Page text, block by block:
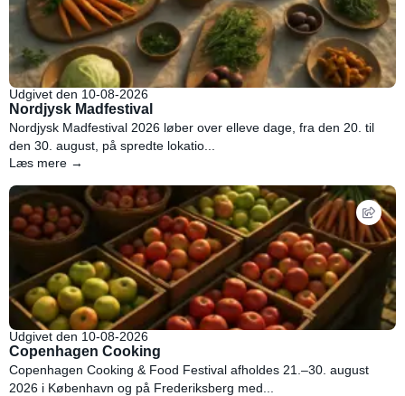
Udgivet den 10-08-2026
Nordjysk Madfestival
Nordjysk Madfestival 2026 løber over elleve dage, fra den 20. til
den 30. august, på spredte lokatio...
Læs mere →
Udgivet den 10-08-2026
Copenhagen Cooking
Copenhagen Cooking & Food Festival afholdes 21.–30. august
2026 i København og på Frederiksberg med...